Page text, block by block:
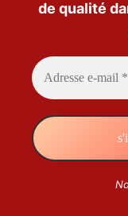
de qualité